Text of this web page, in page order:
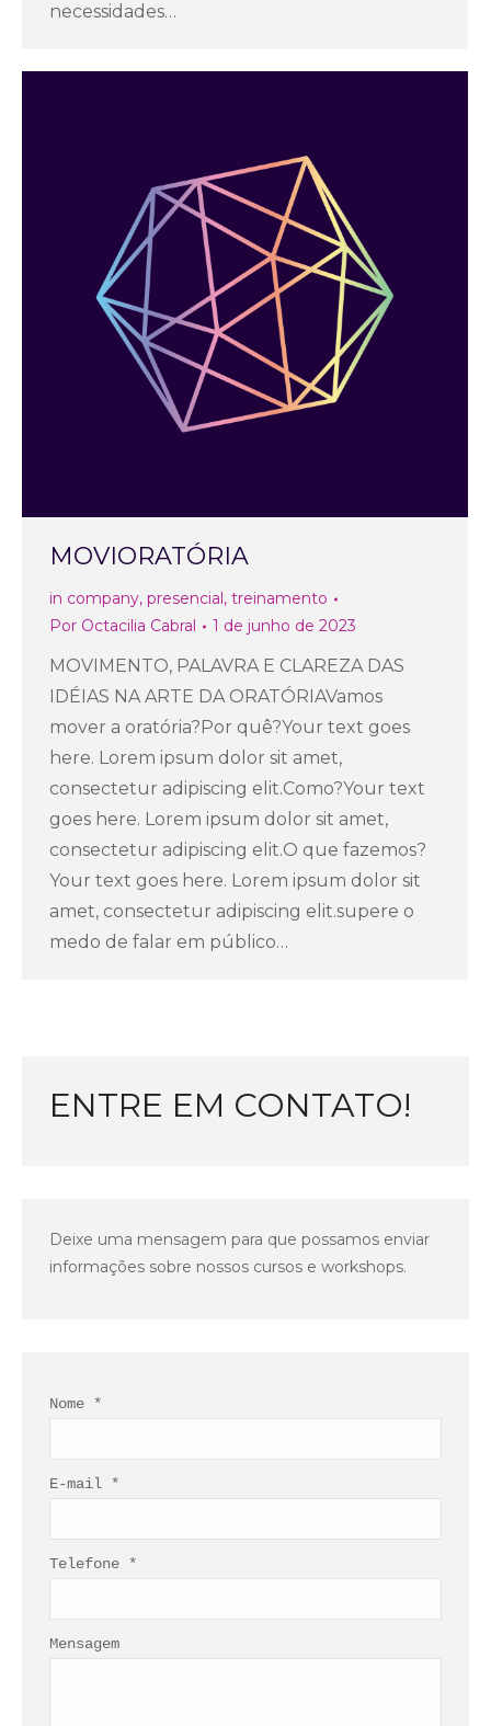
necessidades…
MOVIORATÓRIA
in company, presencial, treinamento
Por Octacilia Cabral 1 de junho de 2023
MOVIMENTO, PALAVRA E CLAREZA DAS
IDÉIAS NA ARTE DA ORATÓRIAVamos
mover a oratória?Por quê?Your text goes
here. Lorem ipsum dolor sit amet,
consectetur adipiscing elit.Como?Your text
goes here. Lorem ipsum dolor sit amet,
consectetur adipiscing elit.O que fazemos?
Your text goes here. Lorem ipsum dolor sit
amet, consectetur adipiscing elit.supere o
medo de falar em público…
ENTRE EM CONTATO!
Deixe uma mensagem para que possamos enviar
informações sobre nossos cursos e workshops.
Nome *
E-mail *
Telefone *
Mensagem